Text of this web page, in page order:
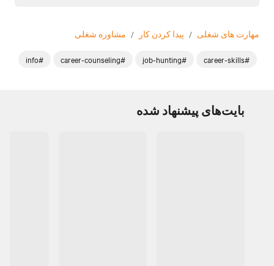
مهارت های شغلی / پیدا کردن کار / مشاوره شغلی
#career-skills
#job-hunting
#career-counseling
#info
بایت‌های پیشنهاد شده